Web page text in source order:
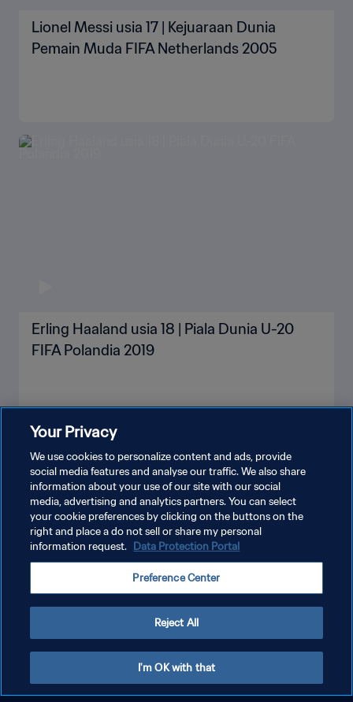
Lionel Messi usia 17 | Kejuaraan Dunia
Pemain Muda FIFA Netherlands 2005
Erling Haaland usia 18 | Piala Dunia U-20
FIFA Polandia 2019
LIHAT LEBIH BANYAK
KEBIJAKAN PRIVASI
SYARAT DAN KETENTUAN
Your Privacy
We use cookies to personalize content and ads, provide
social media features and analyse our traffic. We also share
information about your use of our site with our social
media, advertising and analytics partners. You can select
your cookie preferences by clicking on the buttons on the
right and place a do not sell or share my personal
information request. Data Protection Portal
Preference Center
Reject All
I'm OK with that